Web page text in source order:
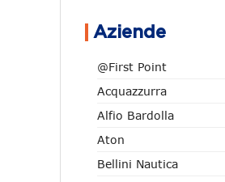
Aziende
@First Point
Acquazzurra
Alfio Bardolla
Aton
Bellini Nautica